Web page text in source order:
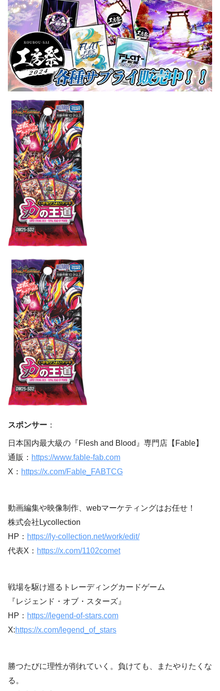
スポンサー ：
日本国内最大級の『Flesh and Blood』専門店【Fable】
通販： https://www.fable-fab.com
X： https://x.com/Fable_FABTCG
動画編集や映像制作、webマーケティングはお任せ！
株式会社Lycollection
HP： https://ly-collection.net/work/edit/
代表X： https://x.com/1102comet
戦場を駆け巡るトレーディングカードゲーム
『レジェンド・オブ・スターズ』
HP： https://legend-of-stars.com
X:https://x.com/legend_of_stars
勝つたびに理性が削れていく。負けても、またやりたくな
る。